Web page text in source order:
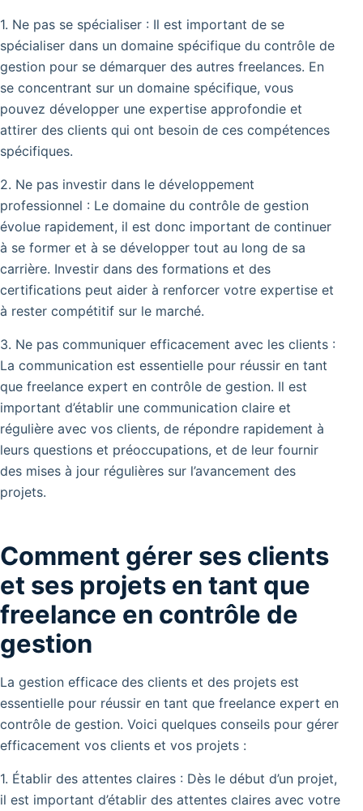
1. Ne pas se spécialiser : Il est important de se
spécialiser dans un domaine spécifique du contrôle de
gestion pour se démarquer des autres freelances. En
se concentrant sur un domaine spécifique, vous
pouvez développer une expertise approfondie et
attirer des clients qui ont besoin de ces compétences
spécifiques.
2. Ne pas investir dans le développement
professionnel : Le domaine du contrôle de gestion
évolue rapidement, il est donc important de continuer
à se former et à se développer tout au long de sa
carrière. Investir dans des formations et des
certifications peut aider à renforcer votre expertise et
à rester compétitif sur le marché.
3. Ne pas communiquer efficacement avec les clients :
La communication est essentielle pour réussir en tant
que freelance expert en contrôle de gestion. Il est
important d’établir une communication claire et
régulière avec vos clients, de répondre rapidement à
leurs questions et préoccupations, et de leur fournir
des mises à jour régulières sur l’avancement des
projets.
Comment gérer ses clients
et ses projets en tant que
freelance en contrôle de
gestion
La gestion efficace des clients et des projets est
essentielle pour réussir en tant que freelance expert en
contrôle de gestion. Voici quelques conseils pour gérer
efficacement vos clients et vos projets :
1. Établir des attentes claires : Dès le début d’un projet,
il est important d’établir des attentes claires avec votre